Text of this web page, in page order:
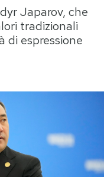
Idee
Boomer!
calcio 2026
Japarov, che
tradizionali
di espressione